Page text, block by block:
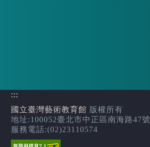
:::
國立臺灣藝術教育館 版權所有
地址:100052臺北市中正區南海路47號
服務電話:(02)23110574